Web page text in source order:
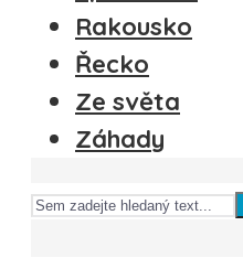
Rakousko
Řecko
Ze světa
Záhady